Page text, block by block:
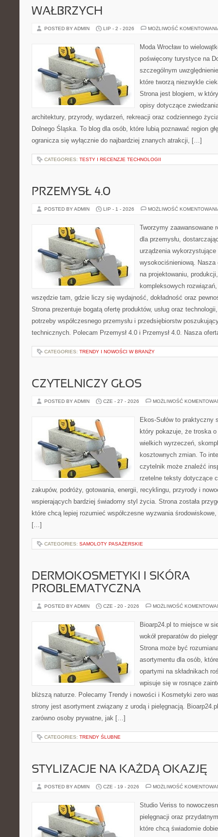
WAŁBRZYCH
POSTED BY ADMIN LIP - 2 - 2026 MOŻLIWOŚĆ
Moda Wrocław to
poświęcony turystyce na
szczególnym
które tworzą niezwykle
Strona jest blogiem, w
opisy dotyczące
architektury, przyrody, wydarzeń, rekreacji oraz codziennego
Dolnego Śląska. To blog dla osób, które lubią poznawać region
ogranicza się wyłącznie do najbardziej znanych atrakcji, […]
CATEGORIES: TESTY I RECENZJE TECHNOLOGII
PRZEMYSŁ 4.0
POSTED BY ADMIN LIP - 1 - 2026 MOŻLIWOŚĆ
Tworzymy zaawansowane
dla przemysłu,
urządzenia wykorzystujące
wysokociśnieniową. Nasza
na projektowaniu,
kompleksowych
wszędzie tam, gdzie liczy się wydajność, dokładność oraz
Strona prezentuje bogatą ofertę produktów, usług oraz
potrzeby współczesnego przemysłu i przedsiębiorstw
technicznych. Polecam Przemysł 4.0 i Przemysł 4.0. Nasza
CATEGORIES: TRENDY I NOWOŚCI W BRANŻY
CZYTELNICZY GŁOS
POSTED BY ADMIN CZE - 27 - 2026 MOŻLIWOŚĆ
Ekos-Sułów to praktyczny
który pokazuje, że troska
wielkich wyrzeczeń,
kosztownych zmian. To
czytelnik może znaleźć
rzetelne teksty dotyczące
zakupów, podróży, gotowania, energii, recyklingu, przyrody i
wspierających bardziej świadomy styl życia. Strona została
które chcą lepiej rozumieć współczesne wyzwania
[…]
CATEGORIES: SAMOLOTY PASAŻERSKIE
DERMOKOSMETYKI I SKÓRA
PROBLEMATYCZNA
POSTED BY ADMIN CZE - 20 - 2026 MOŻLIWOŚĆ
Bioarp24.pl to miejsce w
wokół preparatów do
Strona może być
asortymentu dla osób,
opartymi na składnikach
wpisuje się w rosnące
bliższą naturze. Polecamy Trendy i nowości i Kosmetyki zero
strony jest asortyment związany z urodą i pielęgnacją.
zarówno osoby prywatne, jak […]
CATEGORIES: TRENDY ŚLUBNE
STYLIZACJE NA KAŻDĄ OKAZJĘ
POSTED BY ADMIN CZE - 19 - 2026 MOŻLIWOŚĆ
Studio Veriss to
pielęgnacji oraz
które chcą świadomie